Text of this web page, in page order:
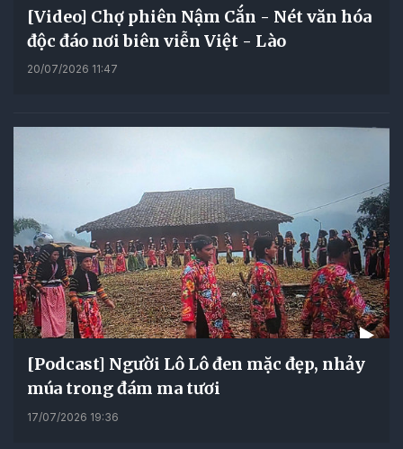
[Video] Chợ phiên Nậm Cắn - Nét văn hóa
độc đáo nơi biên viễn Việt - Lào
20/07/2026 11:47
[Podcast] Người Lô Lô đen mặc đẹp, nhảy
múa trong đám ma tươi
17/07/2026 19:36